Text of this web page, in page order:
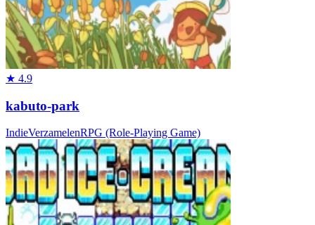
★ 4.9
kabuto-park
IndieVerzamelenRPG (Role-Playing Game)